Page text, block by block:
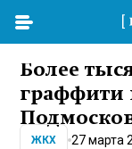
Более
граффити
ЖКХ 27 марта